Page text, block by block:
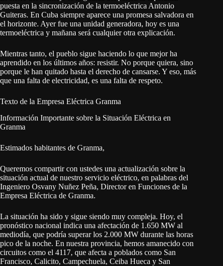
puesta en la sincronización de la termoeléctrica Antonio
Guiteras. En Cuba siempre aparece una promesa salvadora en
el horizonte. Ayer fue una unidad generadora, hoy es una
termoeléctrica y mañana será cualquier otra explicación.
Mientras tanto, el pueblo sigue haciendo lo que mejor ha
aprendido en los últimos años: resistir. No porque quiera, sino
porque le han quitado hasta el derecho de cansarse. Y eso, más
que una falta de electricidad, es una falta de respeto.
Texto de la Empresa Eléctrica Granma
Información Importante sobre la Situación Eléctrica en
Granma
Estimados habitantes de Granma,
Queremos compartir con ustedes una actualización sobre la
situación actual de nuestro servicio eléctrico, en palabras del
Ingeniero Osvany Nuñez Peña, Director en Funciones de la
Empresa Eléctrica de Granma.
La situación ha sido y sigue siendo muy compleja. Hoy, el
pronóstico nacional indica una afectación de 1.650 MW al
mediodía, que podría superar los 2.000 MW durante las horas
pico de la noche. En nuestra provincia, hemos amanecido con
circuitos como el 4117, que afecta a poblados como San
Francisco, Calicito, Campechuela, Ceiba Hueca y San